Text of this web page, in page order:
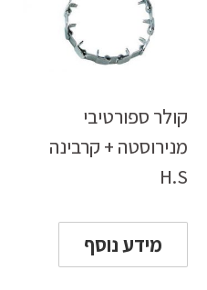
קולר ספורטיבי
מנירוסטה + קרבינה
H.S
מידע נוסף